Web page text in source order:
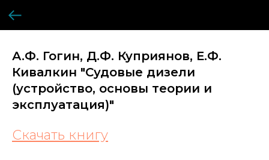
А.Ф. Гогин, Д.Ф. Куприянов, Е.Ф.
Кивалкин "Судовые дизели
(устройство, основы теории и
эксплуатация)"
Скачать книгу